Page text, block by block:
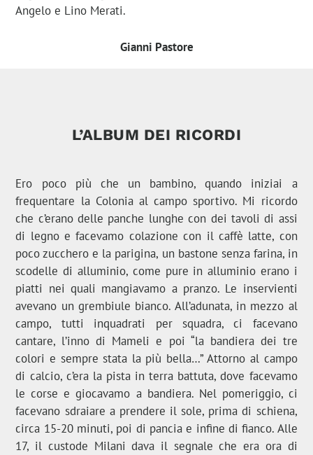
Angelo e Lino Merati.
Gianni Pastore
L’ALBUM DEI RICORDI
Ero poco più che un bambino, quando iniziai a
frequentare la Colonia al campo sportivo. Mi ricordo
che c’erano delle panche lunghe con dei tavoli di assi
di legno e facevamo colazione con il caffè latte, con
poco zucchero e la parigina, un bastone senza farina, in
scodelle di alluminio, come pure in alluminio erano i
piatti nei quali mangiavamo a pranzo. Le inservienti
avevano un grembiule bianco. All’adunata, in mezzo al
campo, tutti inquadrati per squadra, ci facevano
cantare, l’inno di Mameli e poi “la bandiera dei tre
colori e sempre stata la più bella…” Attorno al campo
di calcio, c’era la pista in terra battuta, dove facevamo
le corse e giocavamo a bandiera. Nel pomeriggio, ci
facevano sdraiare a prendere il sole, prima di schiena,
circa 15-20 minuti, poi di pancia e infine di fianco. Alle
17, il custode Milani dava il segnale che era ora di